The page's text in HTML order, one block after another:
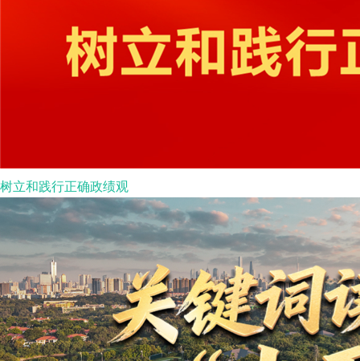
树立和践行正确政绩观